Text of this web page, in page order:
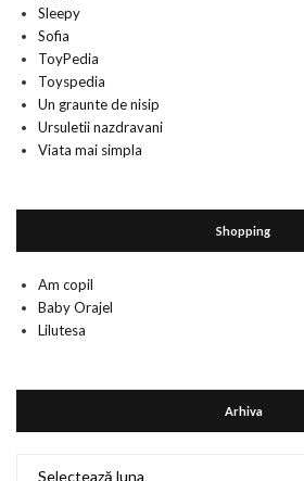
Sleepy
Sofia
ToyPedia
Toyspedia
Un graunte de nisip
Ursuletii nazdravani
Viata mai simpla
Shopping
Am copil
Baby Orajel
Lilutesa
Arhiva